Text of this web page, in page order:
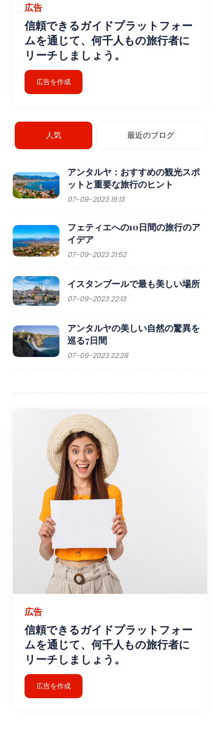
広告
信頼できるガイドプラットフォー
ムを通じて、何千人もの旅行者に
リーチしましょう。
広告を作成
人気 最近のブログ
アンタルヤ：おすすめの観光スポ
ットと重要な旅行のヒント
07-09-2023 19:13
フェティエへの10日間の旅行のア
イデア
07-09-2023 21:52
イスタンブールで最も美しい場所
07-09-2023 22:13
アンタルヤの美しい自然の驚異を
巡る7日間
07-09-2023 22:28
広告
信頼できるガイドプラットフォー
ムを通じて、何千人もの旅行者に
リーチしましょう。
広告を作成